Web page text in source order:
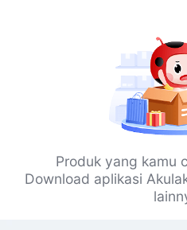
Produk yang kamu
Download aplikasi